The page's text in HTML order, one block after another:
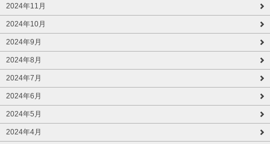
2024年11月
2024年10月
2024年9月
2024年8月
2024年7月
2024年6月
2024年5月
2024年4月